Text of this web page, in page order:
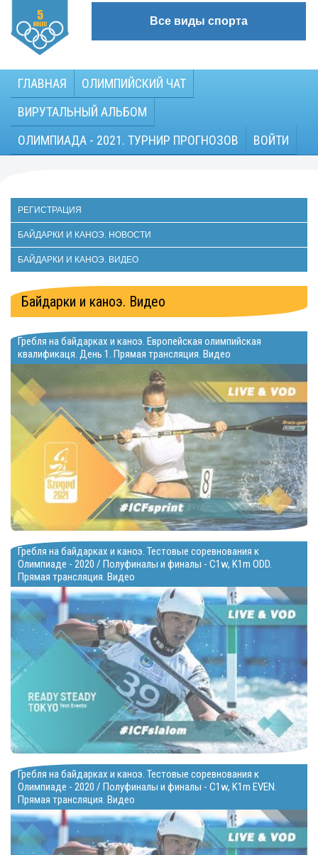
Все виды спорта
ГЛАВНАЯ
ОЛИМПИЙСКИЙ ЧАТ
ВИРУТАЛЬНЫЙ АЛЬБОМ
ОЛИМПИАДА - 2021. ТУРНИР ПРОГНОЗОВ
ВОЙТИ
РЕГИСТРАЦИЯ
БАЙДАРКИ И КАНОЭ. НОВОСТИ
БАЙДАРКИ И КАНОЭ. ВИДЕО
Байдарки и каноэ. Видео
Гребля на байдарках и каноэ. Европейская олимпийская
квалификаця. День 1. Прямая трансляция. Видео
Гребля на байдарках и каноэ. Тестовые соревнования к
Олимпиаде - 2020 / Полуфиналы и финалы - C1w, K1m ODD.
Прямая трансляция. Видео
Гребля на байдарках и каноэ. Тестовые соревнования к
Олимпиаде - 2020 / Полуфиналы и финалы - C1w, K1m EVEN.
Прямая трансляция. Видео